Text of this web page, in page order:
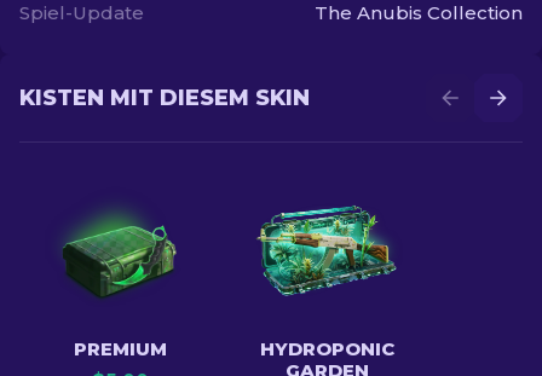
Spiel-Update
The Anubis Collection
KISTEN MIT DIESEM SKIN
PREMIUM
HYDROPONIC
GARDEN